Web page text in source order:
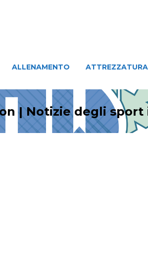
ALLENAMENTO ATTREZZATURA
| Notizie degli